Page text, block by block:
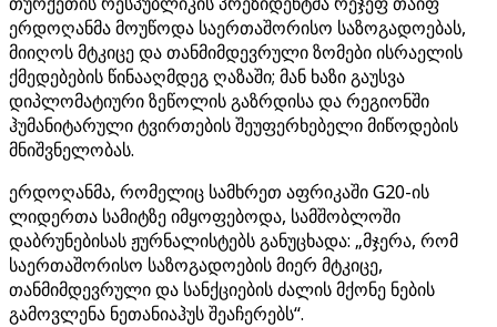
ერდოღანმა მოუწოდა საერთაშორისო საზოგადოებას,
მიიღოს მტკიცე და თანმიმდევრული ზომები ისრაელის
ქმედებების წინააღმდეგ ღაზაში; მან ხაზი გაუსვა
დიპლომატიური ზეწოლის გაზრდისა და რეგიონში
ჰუმანიტარული ტვირთების შეუფერხებელი მიწოდების
მნიშვნელობას.
ერდოღანმა, რომელიც სამხრეთ აფრიკაში G20-ის
ლიდერთა სამიტზე იმყოფებოდა, სამშობლოში
დაბრუნებისას ჟურნალისტებს განუცხადა: „მჯერა, რომ
საერთაშორისო საზოგადოების მიერ მტკიცე,
თანმიმდევრული და სანქციების ძალის მქონე ნების
გამოვლენა ნეთანიაჰუს შეაჩერებს“.